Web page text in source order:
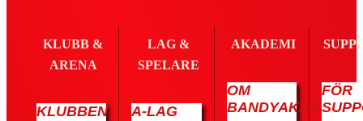
KLUBB &
ARENA
KLUBBEN
LAG &
SPELARE
A-LAG
AKADEMI
OM
BANDYAKADEMIN
FÖR